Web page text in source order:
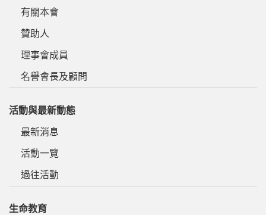
有關本會
贊助人
理事會成員
名譽會長及顧問
活動與最新動態
最新消息
活動一覽
過往活動
生命教育